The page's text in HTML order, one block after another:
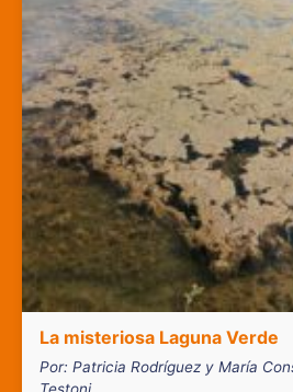
La misteriosa Laguna Verde
Por: Patricia Rodríguez y María